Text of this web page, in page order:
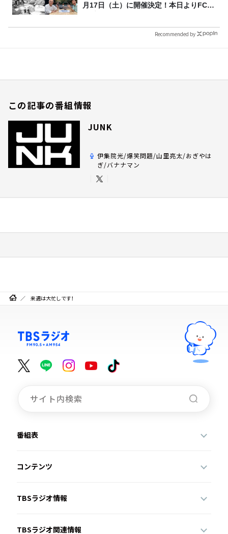
月17日（土）に開催決定！本日よりFC先
Recommended by
この記事の番組情報
JUNK
伊集院光/爆笑問題/山里亮太/おぎやは
ぎ/バナナマン
来週は大忙しです！
番組表
コンテンツ
TBSラジオ情報
TBSラジオ関連情報